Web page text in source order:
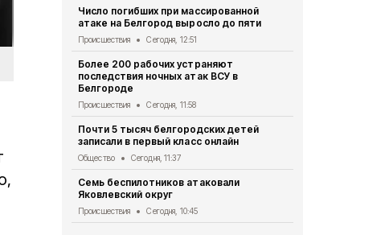
Число погибших при массированной
атаке на Белгород выросло до пяти
Происшествия Сегодня, 12:51
Более 200 рабочих устраняют
последствия ночных атак ВСУ в
Белгороде
Происшествия Сегодня, 11:58
Почти 5 тысяч белгородских детей
записали в первый класс онлайн
Общество Сегодня, 11:37
Семь беспилотников атаковали
Яковлевский округ
Происшествия Сегодня, 10:45